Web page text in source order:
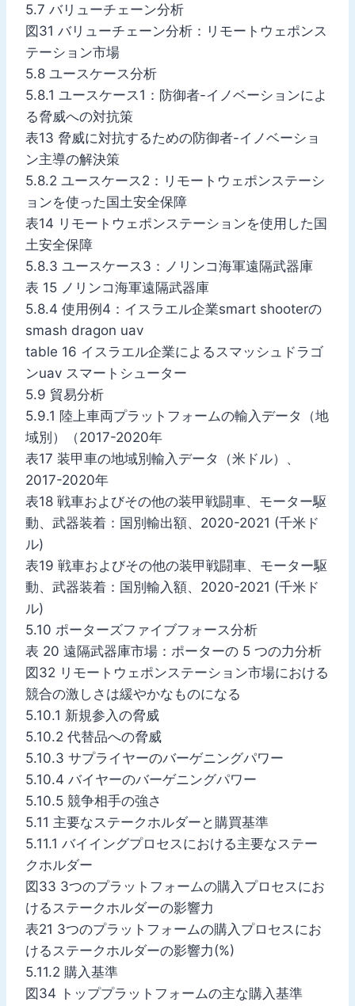
5.7 バリューチェーン分析
図31 バリューチェーン分析：リモートウェポンス
テーション市場
5.8 ユースケース分析
5.8.1 ユースケース1：防御者-イノベーションによ
る脅威への対抗策
表13 脅威に対抗するための防御者-イノベーショ
ン主導の解決策
5.8.2 ユースケース2：リモートウェポンステーシ
ョンを使った国土安全保障
表14 リモートウェポンステーションを使用した国
土安全保障
5.8.3 ユースケース3：ノリンコ海軍遠隔武器庫
表 15 ノリンコ海軍遠隔武器庫
5.8.4 使用例4：イスラエル企業smart shooterの
smash dragon uav
table 16 イスラエル企業によるスマッシュドラゴ
ンuav スマートシューター
5.9 貿易分析
5.9.1 陸上車両プラットフォームの輸入データ（地
域別）（2017-2020年
表17 装甲車の地域別輸入データ（米ドル）、
2017-2020年
表18 戦車およびその他の装甲戦闘車、モーター駆
動、武器装着：国別輸出額、2020-2021 (千米ド
ル)
表19 戦車およびその他の装甲戦闘車、モーター駆
動、武器装着：国別輸入額、2020-2021 (千米ド
ル)
5.10 ポーターズファイブフォース分析
表 20 遠隔武器庫市場：ポーターの 5 つの力分析
図32 リモートウェポンステーション市場における
競合の激しさは緩やかなものになる
5.10.1 新規参入の脅威
5.10.2 代替品への脅威
5.10.3 サプライヤーのバーゲニングパワー
5.10.4 バイヤーのバーゲニングパワー
5.10.5 競争相手の強さ
5.11 主要なステークホルダーと購買基準
5.11.1 バイイングプロセスにおける主要なステー
クホルダー
図33 3つのプラットフォームの購入プロセスにお
けるステークホルダーの影響力
表21 3つのプラットフォームの購入プロセスにお
けるステークホルダーの影響力(%)
5.11.2 購入基準
図34 トッププラットフォームの主な購入基準